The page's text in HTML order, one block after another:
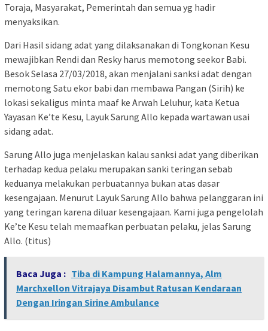
Toraja, Masyarakat, Pemerintah dan semua yg hadir
menyaksikan.
Dari Hasil sidang adat yang dilaksanakan di Tongkonan Kesu
mewajibkan Rendi dan Resky harus memotong seekor Babi.
Besok Selasa 27/03/2018, akan menjalani sanksi adat dengan
memotong Satu ekor babi dan membawa Pangan (Sirih) ke
lokasi sekaligus minta maaf ke Arwah Leluhur, kata Ketua
Yayasan Ke’te Kesu, Layuk Sarung Allo kepada wartawan usai
sidang adat.
Sarung Allo juga menjelaskan kalau sanksi adat yang diberikan
terhadap kedua pelaku merupakan sanki teringan sebab
keduanya melakukan perbuatannya bukan atas dasar
kesengajaan. Menurut Layuk Sarung Allo bahwa pelanggaran ini
yang teringan karena diluar kesengajaan. Kami juga pengelolah
Ke’te Kesu telah memaafkan perbuatan pelaku, jelas Sarung
Allo. (titus)
Baca Juga : Tiba di Kampung Halamannya, Alm
Marchxellon Vitrajaya Disambut Ratusan Kendaraan
Dengan Iringan Sirine Ambulance